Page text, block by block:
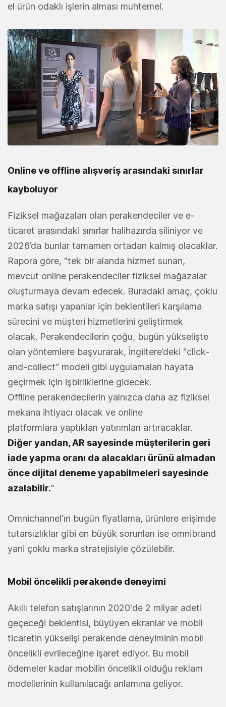
el ürün odaklı işlerin alması muhtemel.
Online ve offline alışveriş arasındaki sınırlar
kayboluyor
Fiziksel mağazaları olan perakendeciler ve e-
ticaret arasındaki sınırlar halihazırda siliniyor ve
2026’da bunlar tamamen ortadan kalmış olacaklar.
Rapora göre, "tek bir alanda hizmet sunan,
mevcut online perakendeciler fiziksel mağazalar
oluşturmaya devam edecek. Buradaki amaç, çoklu
marka satışı yapanlar için beklentileri karşılama
sürecini ve müşteri hizmetlerini geliştirmek
olacak. Perakendecilerin çoğu, bugün yükselişte
olan yöntemlere başvurarak, İngiltere’deki “click-
and-collect” modeli gibi uygulamaları hayata
geçirmek için işbirliklerine gidecek.
Offline perakendecilerin yalnızca daha az fiziksel
mekana ihtiyacı olacak ve online
platformlara yaptıkları yatırımları artıracaklar.
Diğer yandan, AR sayesinde müşterilerin geri
iade yapma oranı da alacakları ürünü almadan
önce dijital deneme yapabilmeleri sayesinde
azalabilir."
Omnichannel'ın bugün fiyatlama, ürünlere erişimde
tutarsızlıklar gibi en büyük sorunları ise omnibrand
yani çoklu marka stratejisiyle çözülebilir.
Mobil öncelikli perakende deneyimi
Akıllı telefon satışlarının 2020'de 2 milyar adeti
geçeceği beklentisi, büyüyen ekranlar ve mobil
ticaretin yükselişi perakende deneyiminin mobil
öncelikli evrileceğine işaret ediyor. Bu mobil
ödemeler kadar mobilin öncelikli olduğu reklam
modellerinin kullanılacağı anlamına geliyor.